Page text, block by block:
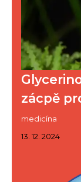
zácpě
medicína
13. 12. 2024